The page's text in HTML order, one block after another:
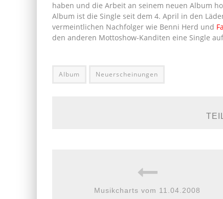
haben und die Arbeit an seinem neuen Album
Album ist die Single seit dem 4. April in den
vermeintlichen Nachfolger wie Benni Herd und
den anderen Mottoshow-Kanditen eine Single
Album Neuerscheinungen
Musikcharts vom 11.04.2008